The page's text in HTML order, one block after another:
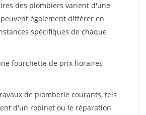
des plombiers varient d'une
également différer en
spécifiques de chaque
fourchette de prix horaires
de plomberie courants, tels
d'un robinet ou le réparation